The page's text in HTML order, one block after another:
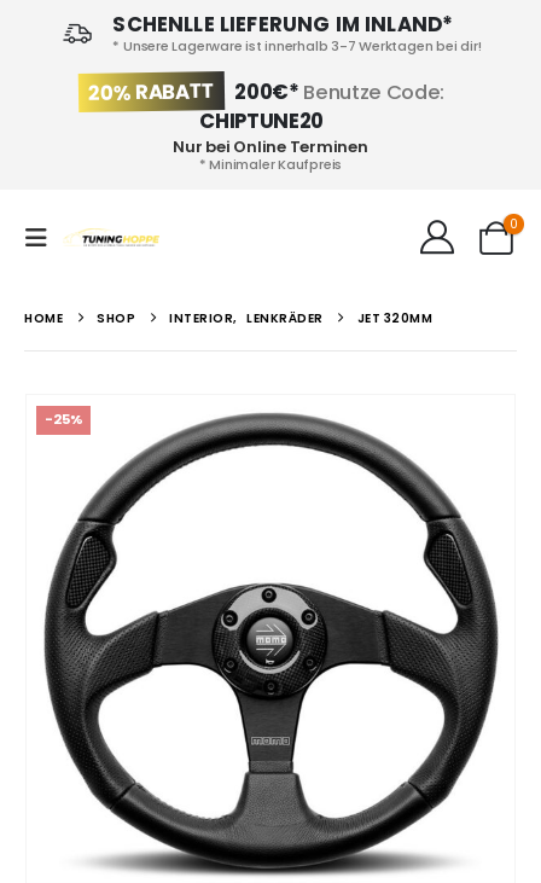
SCHENLLE LIEFERUNG IM INLAND*
* Unsere Lagerware ist innerhalb 3-7 Werktagen bei dir!
20% RABATT 200€* Benutze Code:
CHIPTUNE20
Nur bei Online Terminen
* Minimaler Kaufpreis
0
HOME SHOP INTERIOR, LENKRÄDER JET 320MM
-25%